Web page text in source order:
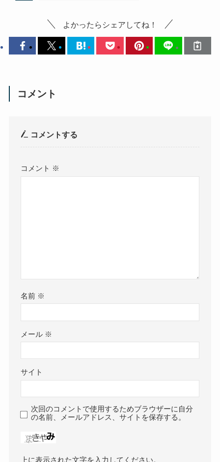
よかったらシェアしてね！
コメント
コメントする
コメント ※
名前 ※
メール ※
サイト
次回のコメントで使用するためブラウザーに自分
の名前、メールアドレス、サイトを保存する。
上に表示された文字を入力してください。